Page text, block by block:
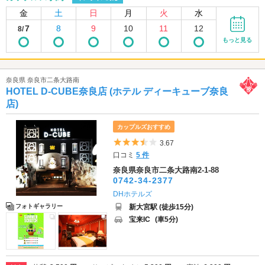
金 土 日 月 火 水
8/7 8 9 10 11 12
もっと見る
奈良県 奈良市二条大路南
HOTEL D-CUBE奈良店 (ホテル ディーキューブ奈良
店)
フォトギャラリー
カップルズおすすめ
5つ星のうち3.5
3.67
口コミ5 件
奈良県奈良市二条大路南2-1-88
0742-34-2377
DHホテルズ
新大宮駅 (徒歩15分)
宝来IC (車5分)